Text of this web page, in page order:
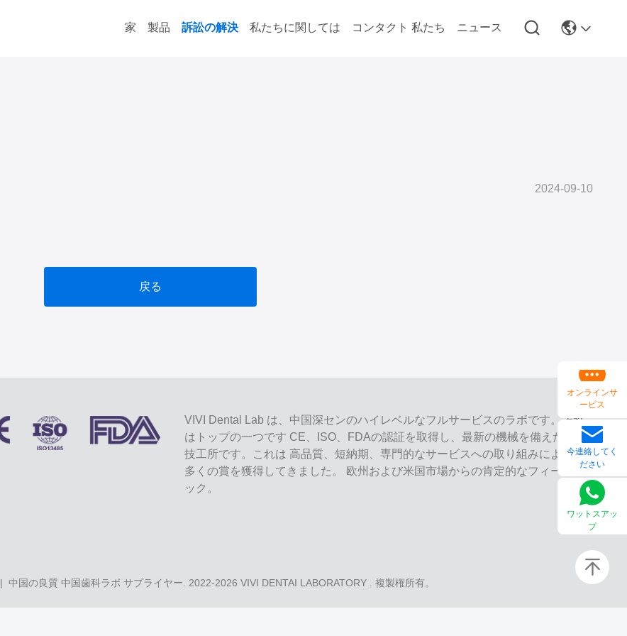
家 製品 訴訟の解決 私たちに関しては コンタクト 私たち ニュース
2024-09-10
戻る
VIVI Dental Lab は、中国深センのハイレベルなフルサービスのラボです。それ
はトップの一つです CE、ISO、FDAの認証を取得し、最新の機械を備えた歯科
技工所です。これは 高品質、短納期、専門的なサービスへの取り組みにより、
多くの賞を獲得してきました。 欧州および米国市場からの肯定的なフィードバ
ック。
| 中国の良質 中国歯科ラボ サプライヤー. 2022-2026 VIVI DENTAI LABORATORY. 複製権所有。
オンラインサ
ービス
今連絡してく
ださい
ワットスアッ
プ